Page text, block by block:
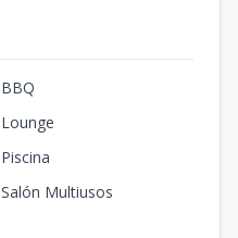
BBQ
Lounge
Piscina
Salón Multiusos